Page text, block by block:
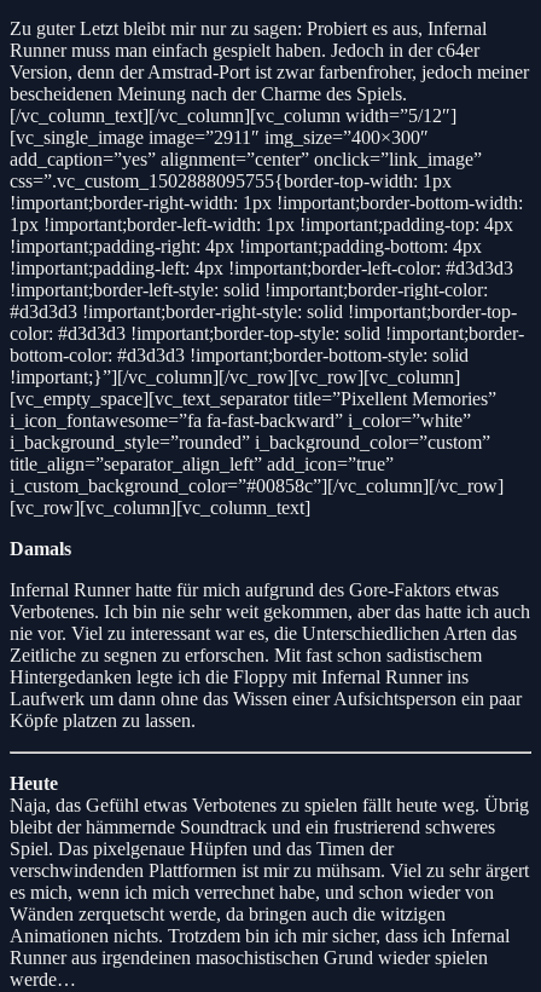
Zu guter Letzt bleibt mir nur zu sagen: Probiert es aus, Infernal
Runner muss man einfach gespielt haben. Jedoch in der c64er
Version, denn der Amstrad-Port ist zwar farbenfroher, jedoch meiner
bescheidenen Meinung nach der Charme des Spiels.
[/vc_column_text][/vc_column][vc_column width=”5/12″]
[vc_single_image image=”2911″ img_size=”400×300″
add_caption=”yes” alignment=”center” onclick=”link_image”
css=”.vc_custom_1502888095755{border-top-width: 1px
!important;border-right-width: 1px !important;border-bottom-width:
1px !important;border-left-width: 1px !important;padding-top: 4px
!important;padding-right: 4px !important;padding-bottom: 4px
!important;padding-left: 4px !important;border-left-color: #d3d3d3
!important;border-left-style: solid !important;border-right-color:
#d3d3d3 !important;border-right-style: solid !important;border-top-
color: #d3d3d3 !important;border-top-style: solid !important;border-
bottom-color: #d3d3d3 !important;border-bottom-style: solid
!important;}”][/vc_column][/vc_row][vc_row][vc_column]
[vc_empty_space][vc_text_separator title=”Pixellent Memories”
i_icon_fontawesome=”fa fa-fast-backward” i_color=”white”
i_background_style=”rounded” i_background_color=”custom”
title_align=”separator_align_left” add_icon=”true”
i_custom_background_color=”#00858c”][/vc_column][/vc_row]
[vc_row][vc_column][vc_column_text]
Damals
Infernal Runner hatte für mich aufgrund des Gore-Faktors etwas
Verbotenes. Ich bin nie sehr weit gekommen, aber das hatte ich auch
nie vor. Viel zu interessant war es, die Unterschiedlichen Arten das
Zeitliche zu segnen zu erforschen. Mit fast schon sadistischem
Hintergedanken legte ich die Floppy mit Infernal Runner ins
Laufwerk um dann ohne das Wissen einer Aufsichtsperson ein paar
Köpfe platzen zu lassen.
Heute
Naja, das Gefühl etwas Verbotenes zu spielen fällt heute weg. Übrig
bleibt der hämmernde Soundtrack und ein frustrierend schweres
Spiel. Das pixelgenaue Hüpfen und das Timen der
verschwindenden Plattformen ist mir zu mühsam. Viel zu sehr ärgert
es mich, wenn ich mich verrechnet habe, und schon wieder von
Wänden zerquetscht werde, da bringen auch die witzigen
Animationen nichts. Trotzdem bin ich mir sicher, dass ich Infernal
Runner aus irgendeinen masochistischen Grund wieder spielen
werde…